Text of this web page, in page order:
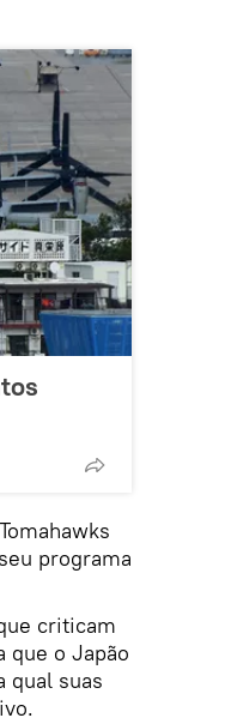
programa
criticam
que o Japão
qual suas